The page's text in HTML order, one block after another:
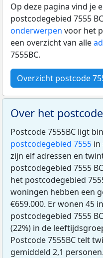
Op deze pagina vind je
postcodegebied 7555
onderwerpen voor het
een overzicht van alle
7555BC.
Overzicht postcode
Over het
Postcode 7555BC ligt
postcodegebied 7555 in
zijn elf adressen en
postcodegebied 7555
het postcodegebied
woningen hebben een
€659.000. Er wonen 45
postcodegebied 7555
(22%) in de
Postcode 7555BC telt
gemiddeld 2,1 personen.